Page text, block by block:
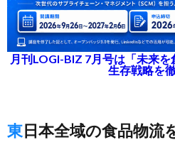
月刊LOGI-BIZ 7月号は「未来
生存戦略を
東日本全域の食品物